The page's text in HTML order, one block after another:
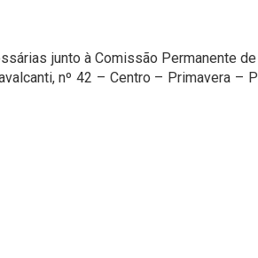
junto à Comissão Permanente
nº 42 – Centro – Primavera –